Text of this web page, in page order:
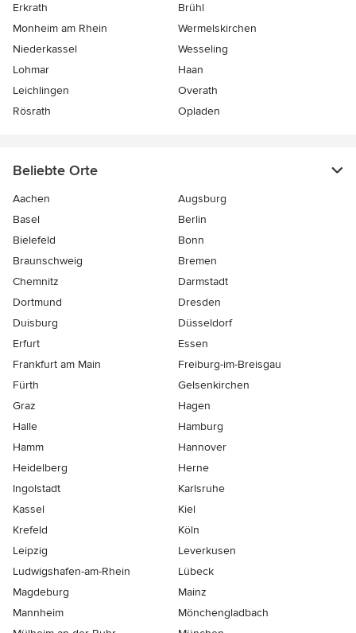
Erkrath
Brühl
Monheim am Rhein
Wermelskirchen
Niederkassel
Wesseling
Lohmar
Haan
Leichlingen
Overath
Rösrath
Opladen
Beliebte Orte
Aachen
Augsburg
Basel
Berlin
Bielefeld
Bonn
Braunschweig
Bremen
Chemnitz
Darmstadt
Dortmund
Dresden
Duisburg
Düsseldorf
Erfurt
Essen
Frankfurt am Main
Freiburg-im-Breisgau
Fürth
Gelsenkirchen
Graz
Hagen
Halle
Hamburg
Hamm
Hannover
Heidelberg
Herne
Ingolstadt
Karlsruhe
Kassel
Kiel
Krefeld
Köln
Leipzig
Leverkusen
Ludwigshafen-am-Rhein
Lübeck
Magdeburg
Mainz
Mannheim
Mönchen­gladbach